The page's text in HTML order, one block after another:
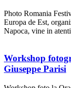
Photo Romania
Europa de Est,
Napoca, vine in
Workshop
Giuseppe Parisi